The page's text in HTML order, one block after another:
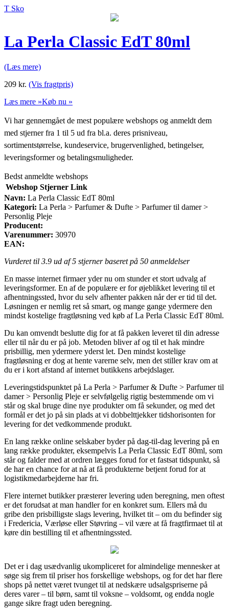
T Sko
La Perla Classic EdT 80ml
(Læs mere)
209 kr. (Vis fragtpris)
Læs mere »Køb nu »
Vi har gennemgået de mest populære webshops og anmeldt dem
med stjerner fra 1 til 5 ud fra bl.a. deres prisniveau,
sortimentstørrelse, kundeservice, brugervenlighed, betingelser,
leveringsformer og betalingsmuligheder.
Bedst anmeldte webshops
Webshop Stjerner Link
Navn: La Perla Classic EdT 80ml
Kategori: La Perla > Parfumer & Dufte > Parfumer til damer >
Personlig Pleje
Producent:
Varenummer: 30970
EAN:
Vurderet til 3.9 ud af 5 stjerner baseret på 50 anmeldelser
En masse internet firmaer yder nu om stunder et stort udvalg af
leveringsformer. En af de populære er for øjeblikket levering til et
afhentningssted, hvor du selv afhenter pakken når der er tid til det.
Løsningen er nemlig ret så smart, og mange gange ydermere den
mindst kostelige fragtløsning ved køb af La Perla Classic EdT 80ml.
Du kan omvendt beslutte dig for at få pakken leveret til din adresse
eller til når du er på job. Metoden bliver af og til et hak mindre
prisbillig, men ydermere yderst let. Den mindst kostelige
fragtløsning er dog at hente varerne selv, men det stiller krav om at
du er i kort afstand af internet butikkens arbejdslager.
Leveringstidspunktet på La Perla > Parfumer & Dufte > Parfumer til
damer > Personlig Pleje er selvfølgelig rigtig bestemmende om vi
står og skal bruge dine nye produkter om få sekunder, og med det
formål er det jo på sin plads at vi dobbelttjekker tidshorisonten for
levering for det vedkommende produkt.
En lang række online selskaber byder på dag-til-dag levering på en
lang række produkter, eksempelvis La Perla Classic EdT 80ml, som
står og falder med at ordren lægges forud for et fastsat tidspunkt, så
de har en chance for at nå at få produkterne betjent forud for at
logistikmedarbejderne har fri.
Flere internet butikker præsterer levering uden beregning, men oftest
er det forudsat at man handler for en konkret sum. Ellers må du
gribe den prisbilligste slags levering, hvilket tit – om du befinder sig
i Fredericia, Værløse eller Støvring – vil være at få fragtfirmaet til at
køre din bestilling til et afhentningssted.
Det er i dag usædvanlig ukompliceret for almindelige mennesker at
søge sig frem til priser hos forskellige webshops, og for det har flere
shops på nettet været tvunget til at nedskære udsalgspriserne på
deres varer – til børn, samt til voksne – voldsomt, og endda nogle
gange sikre fragt uden beregning.